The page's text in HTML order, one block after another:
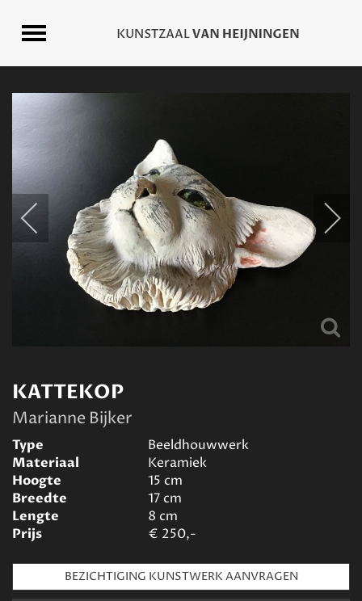
KATTEKOP
Marianne Bijker
Type
Beeldhouwwerk
Materiaal
Keramiek
Hoogte
15 cm
Breedte
17cm
Lengte
8 cm
Prijs
€ 250,-
BEZICHTIGING KUNSTWERK AANVRAGEN